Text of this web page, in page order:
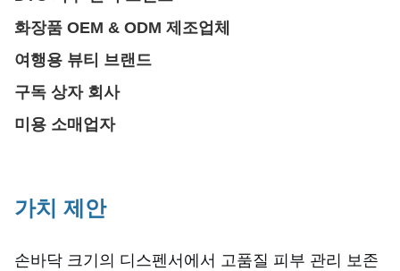
화장품 OEM & ODM 제조업체
여행용 뷰티 브랜드
구독 상자 회사
미용 소매업자
가치 제안
손바닥 크기의 디스펜서에서 고품질 피부 관리 보존